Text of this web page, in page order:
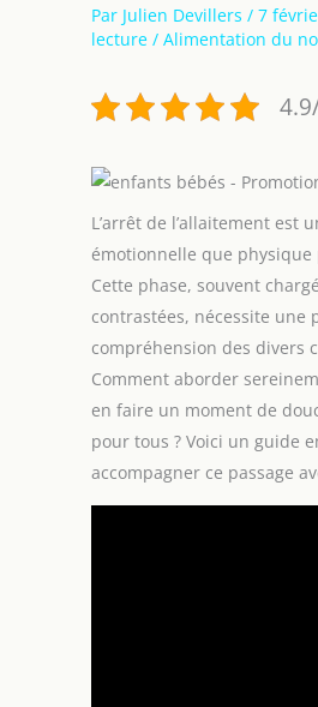
Par Julien Devillers / 7
lecture / Alimentation du
L’arrêt de l’allaitement est
émotionnelle que physique
Cette phase, souvent
contrastées, nécessite une
compréhension des divers
Comment aborder
en faire un moment de
pour tous ? Voici un guide
accompagner ce passage